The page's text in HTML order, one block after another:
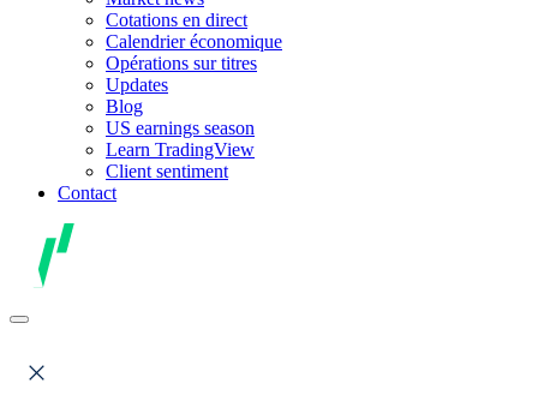
Cotations en direct
Calendrier économique
Opérations sur titres
Updates
Blog
US earnings season
Learn TradingView
Client sentiment
Contact